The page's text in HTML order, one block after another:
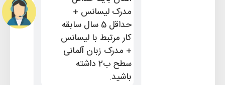
مدرک لیسانس +
حداقل 5 سال سابقه
کار مرتبط با لیسانس
+ مدرک زبان آلمانی
سطح ب2 داشته
باشید.